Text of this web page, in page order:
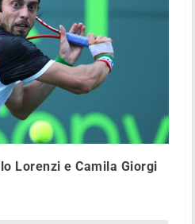
Lorenzi e Camila Giorgi